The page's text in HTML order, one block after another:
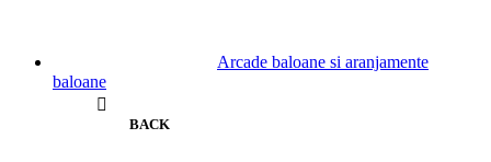
Arcade baloane si aranjamente
baloane
BACK